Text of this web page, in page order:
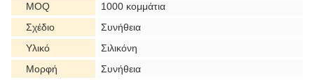
MOQ
1000 κομμάτια
Σχέδιο
Συνήθεια
Υλικό
Σιλικόνη
Μορφή
Συνήθεια